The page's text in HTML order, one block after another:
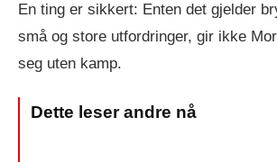
En ting er sikkert: Enten det gjelder
små og store utfordringer, gir ikke
seg uten kamp.